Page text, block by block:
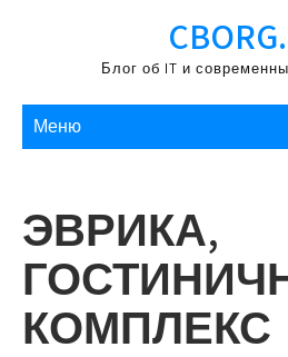
содержимомуБлог об IT и
Меню
ЭВРИКА,
КОМПЛЕКС